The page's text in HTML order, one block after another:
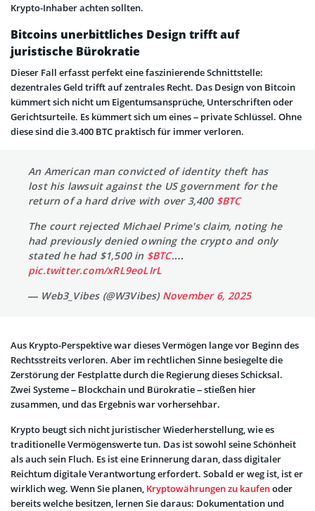
Krypto-Inhaber achten sollten.
Bitcoins unerbittliches Design trifft auf
juristische Bürokratie
Dieser Fall erfasst perfekt eine faszinierende Schnittstelle:
dezentrales Geld trifft auf zentrales Recht. Das Design von Bitcoin
kümmert sich nicht um Eigentumsansprüche, Unterschriften oder
Gerichtsurteile. Es kümmert sich um eines – private Schlüssel. Ohne
diese sind die 3.400 BTC praktisch für immer verloren.
An American man convicted of identity theft has
lost his lawsuit against the US government for the
return of a hard drive with over 3,400 $BTC
The court rejected Michael Prime's claim, noting he
had previously denied owning the crypto and only
stated he had $1,500 in $BTC.…
pic.twitter.com/xRL9eoLIrL
— Web3_Vibes (@W3Vibes) November 6, 2025
Aus Krypto-Perspektive war dieses Vermögen lange vor Beginn des
Rechtsstreits verloren. Aber im rechtlichen Sinne besiegelte die
Zerstörung der Festplatte durch die Regierung dieses Schicksal.
Zwei Systeme – Blockchain und Bürokratie – stießen hier
zusammen, und das Ergebnis war vorhersehbar.
Krypto beugt sich nicht juristischer Wiederherstellung, wie es
traditionelle Vermögenswerte tun. Das ist sowohl seine Schönheit
als auch sein Fluch. Es ist eine Erinnerung daran, dass digitaler
Reichtum digitale Verantwortung erfordert. Sobald er weg ist, ist er
wirklich weg. Wenn Sie planen, Kryptowährungen zu kaufenoder
bereits welche besitzen, lernen Sie daraus: Dokumentation und